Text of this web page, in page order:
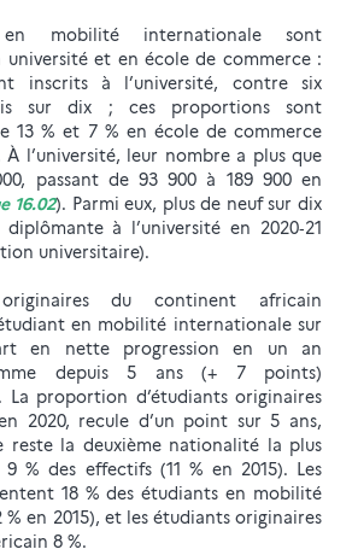
mobilité internationale sont
université et en école de commerce :
inscrits à l’université, contre six
sur dix ; ces proportions sont
13 % et 7 % en école de commerce
À l’université, leur nombre a plus que
passant de 93 900 à 189 900 en
16.02). Parmi eux, plus de neuf sur dix
à l’université en 2020‑21
universitaire).
du continent africain
en mobilité internationale sur
en nette progression en un an
depuis 5 ans (+ 7 points)
La proportion d’étudiants originaires
2020, recule d’un point sur 5 ans,
reste la deuxième nationalité la plus
9 % des effectifs (11 % en 2015). Les
18 % des étudiants en mobilité
en 2015), et les étudiants originaires
8 %.